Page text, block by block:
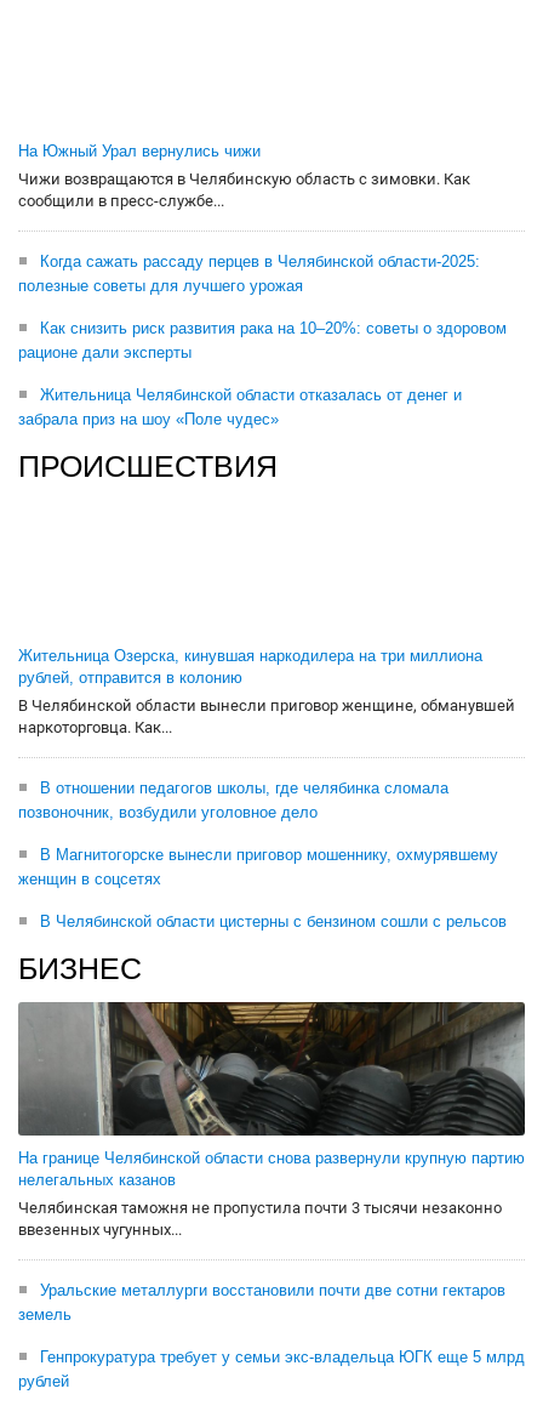
На Южный Урал вернулись чижи
Чижи возвращаются в Челябинскую область с зимовки. Как
сообщили в пресс-службе...
Когда сажать рассаду перцев в Челябинской области-2025:
полезные советы для лучшего урожая
Как снизить риск развития рака на 10–20%: советы о здоровом
рационе дали эксперты
Жительница Челябинской области отказалась от денег и
забрала приз на шоу «Поле чудес»
ПРОИСШЕСТВИЯ
Жительница Озерска, кинувшая наркодилера на три миллиона
рублей, отправится в колонию
В Челябинской области вынесли приговор женщине, обманувшей
наркоторговца. Как...
В отношении педагогов школы, где челябинка сломала
позвоночник, возбудили уголовное дело
В Магнитогорске вынесли приговор мошеннику, охмурявшему
женщин в соцсетях
В Челябинской области цистерны с бензином сошли с рельсов
БИЗНЕС
На границе Челябинской области снова развернули крупную партию
нелегальных казанов
Челябинская таможня не пропустила почти 3 тысячи незаконно
ввезенных чугунных...
Уральские металлурги восстановили почти две сотни гектаров
земель
Генпрокуратура требует у семьи экс-владельца ЮГК еще 5 млрд
рублей